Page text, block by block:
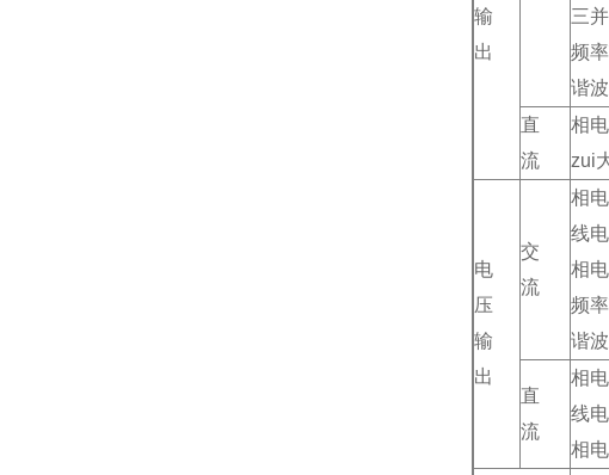
输
出
三
频
谐
直
流
相
zui
电
压
输
出
交
流
相
线
相
频
谐
直
流
相
线
相